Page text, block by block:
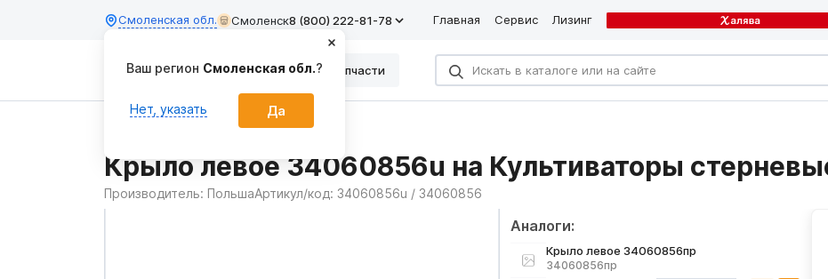
Смоленская обл. Смоленск8 (800) 222-81-78 Главная Сервис Лизинг
Каталог Запчасти
Крыло левое 34060856u на Культиваторы
Производитель: ПольшаАртикул/код: 34060856u / 34060856
Аналоги:
Крыло левое 34060856пр
34060856пр
Ваш регион Смоленская обл.?
Нет, указать Да